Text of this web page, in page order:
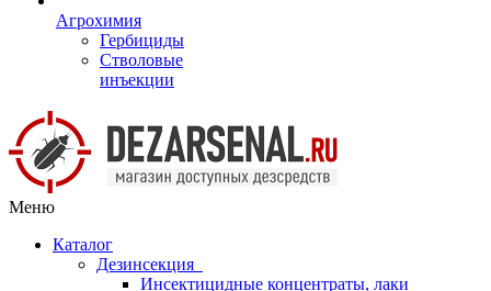
Агрохимия
Гербициды
Стволовые
инъекции
Меню
Каталог
Дезинсекция
Инсектицидные концентраты, лаки